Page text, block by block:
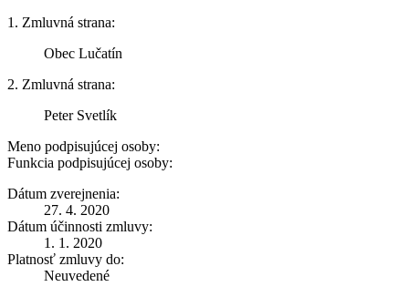
1. Zmluvná strana:
Obec Lučatín
2. Zmluvná strana:
Peter Svetlík
Meno podpisujúcej osoby:
Funkcia podpisujúcej osoby:
Dátum zverejnenia:
27. 4. 2020
Dátum účinnosti zmluvy:
1. 1. 2020
Platnosť zmluvy do:
Neuvedené